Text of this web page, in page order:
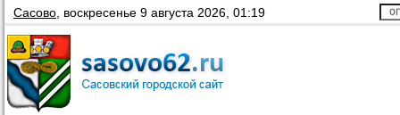
Сасово воскресенье 9 августа 2026, 01:19